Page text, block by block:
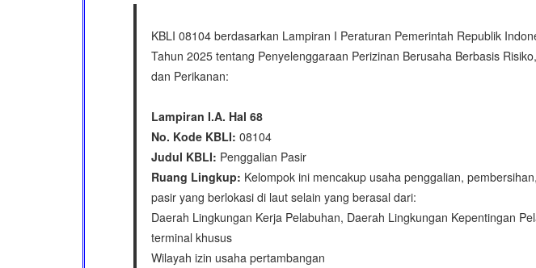
KBLI 08104 berdasarkan Lampiran I Peraturan Pemerintah Republik
Tahun 2025 tentang Penyelenggaraan Perizinan Berusaha Berbasis
dan Perikanan:
Lampiran I.A. Hal 68
No. Kode KBLI: 08104
Judul KBLI: Penggalian Pasir
Ruang Lingkup: Kelompok ini mencakup usaha penggalian,
pasir yang berlokasi di laut selain yang berasal dari:
Daerah Lingkungan Kerja Pelabuhan, Daerah Lingkungan Kepentingan
terminal khusus
Wilayah izin usaha pertambangan